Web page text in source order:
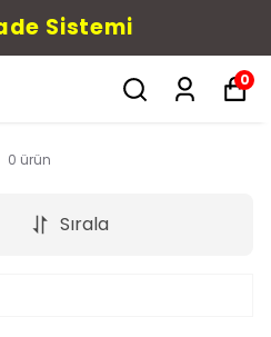
Sistemi
0
0 ürün
Sırala